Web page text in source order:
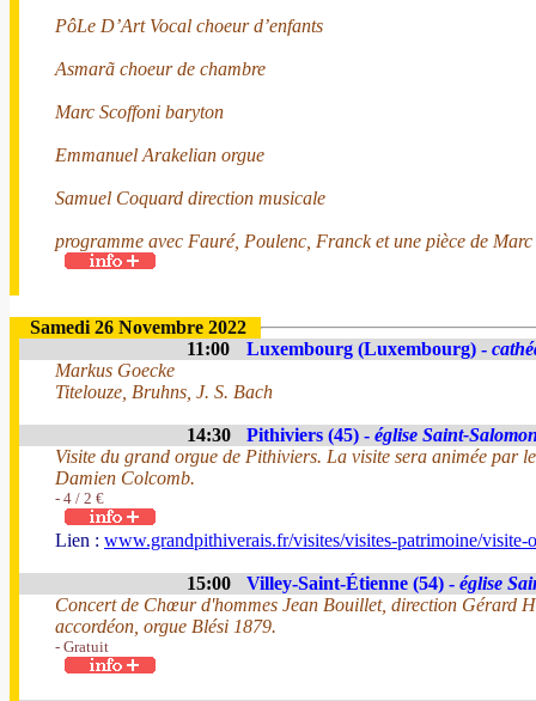
PôLe D’Art Vocal choeur d’enfants
Asmarã choeur de chambre
Marc Scoffoni baryton
Emmanuel Arakelian orgue
Samuel Coquard direction musicale
programme avec Fauré, Poulenc, Franck et une pièce de
Samedi 26 Novembre 2022
11:00
Luxembourg (Luxembourg) -
Markus Goecke
Titelouze, Bruhns, J. S. Bach
14:30 Pithiviers (45) - église Saint-
Visite du grand orgue de Pithiviers. La visite sera animée par
Damien Colcomb.
- 4 / 2 €
Lien : www.grandpithiverais.fr/visites/visites-patrimoine/visite-
15:00 Villey-Saint-Étienne (54) - église
Concert de Chœur d'hommes Jean Bouillet, direction Gérard
accordéon, orgue Blési 1879.
- Gratuit